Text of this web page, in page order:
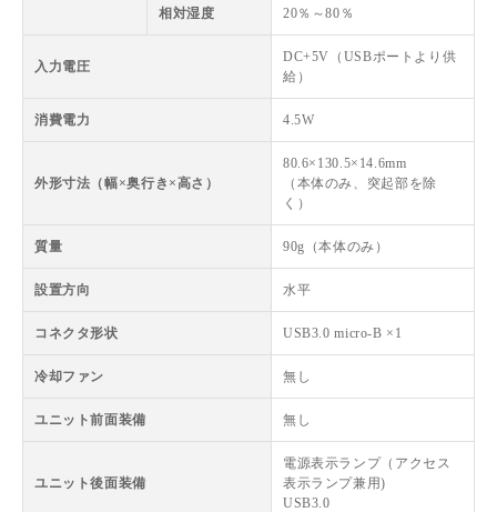
相対湿度 20％～80％
入力電圧
DC+5V（USBポートより供
給）
消費電力 4.5W
外形寸法（幅×奥行き×高さ）
80.6×130.5×14.6mm
（本体のみ、突起部を除
く）
質量 90g（本体のみ）
設置方向 水平
コネクタ形状 USB3.0 micro-B ×1
冷却ファン 無し
ユニット前面装備 無し
ユニット後面装備
電源表示ランプ（アクセス
表示ランプ兼用)
USB3.0